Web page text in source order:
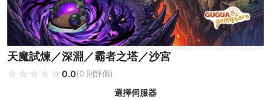
天魔試煉／深淵／霸者之塔／沙宮
☆☆☆☆☆
★★★★★ 0.0(0 則評價)
選擇伺服器